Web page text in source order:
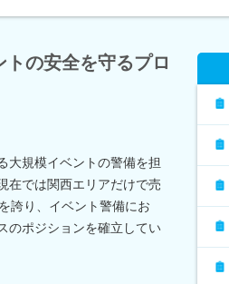
の安全を守るプロ
大規模イベントの警備を担
在では関西エリアだけで売
誇り、イベント警備にお
のポジションを確立してい